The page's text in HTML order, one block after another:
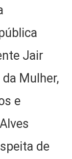
Jair
Mulher,
e
de